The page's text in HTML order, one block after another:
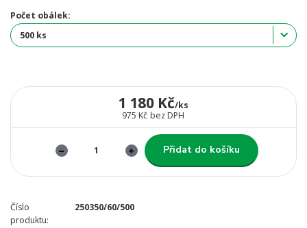
Počet obálek:
1 180 Kč/ks
975 Kč bez DPH
Přidat do košíku
Číslo
produktu:
250350/60/500